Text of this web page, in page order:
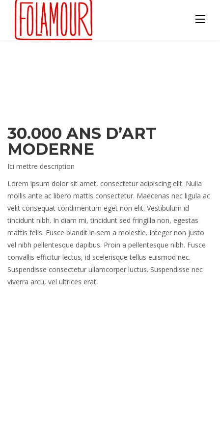
content
30.000 ANS D’ART
MODERNE
Ici mettre description
Lorem ipsum dolor sit amet, consectetur adipiscing elit. Nulla
mollis ante ac libero mattis consectetur. Maecenas nec ligula ac
velit consequat condimentum eget non elit. Vestibulum id
tincidunt nibh. In diam mi, tincidunt sed fringilla non, egestas
mattis felis. Fusce blandit in sem a molestie. Integer non justo
vel nibh pellentesque dapibus. Proin a pellentesque nibh. Fusce
convallis efficitur lectus, id scelerisque tellus euismod nec.
Suspendisse consectetur ullamcorper luctus. Suspendisse nec
viverra arcu, vel ultrices erat.